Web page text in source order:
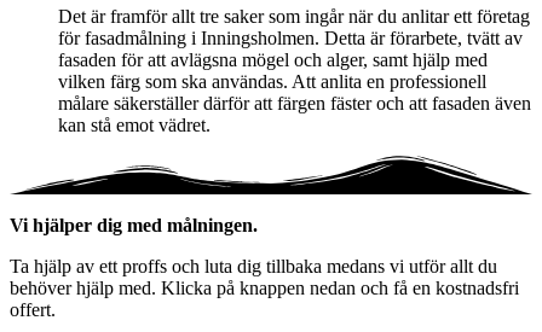
Det är framför allt tre saker som ingår när du anlitar ett företag
för fasadmålning i Inningsholmen. Detta är förarbete, tvätt av
fasaden för att avlägsna mögel och alger, samt hjälp med
vilken färg som ska användas. Att anlita en professionell
målare säkerställer därför att färgen fäster och att fasaden även
kan stå emot vädret.
Vi hjälper dig med målningen.
Ta hjälp av ett proffs och luta dig tillbaka medans vi utför allt du
behöver hjälp med. Klicka på knappen nedan och få en kostnadsfri
offert.